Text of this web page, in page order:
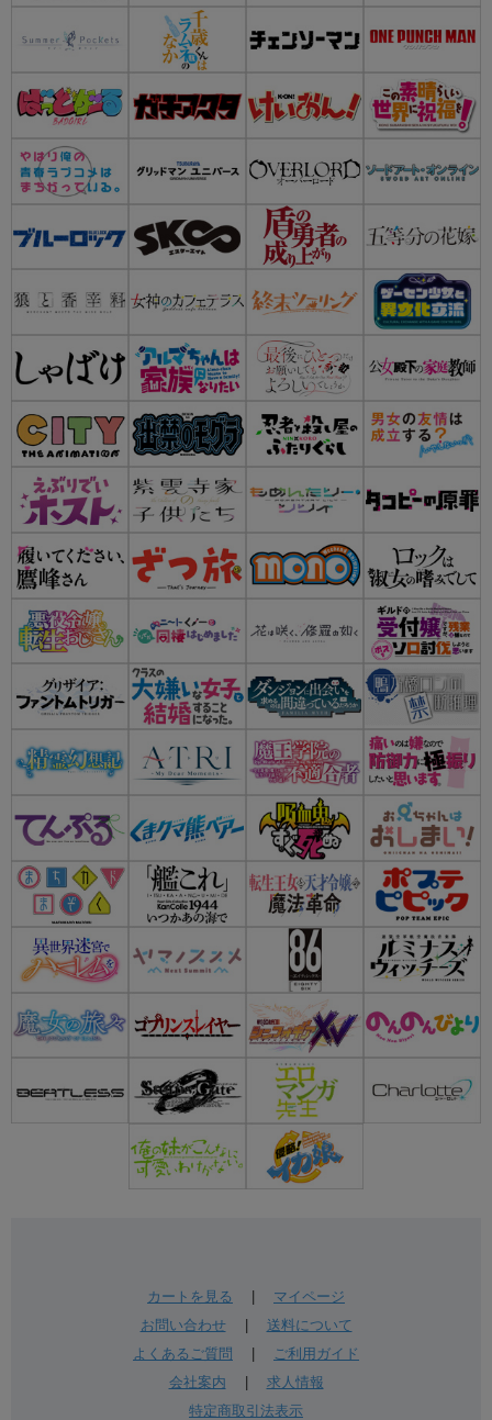
カートを見る
マイページ
お問い合わせ| 送料について
よくあるご質問
ご利用ガイド
会社案内
求人情報
特定商取引法表示